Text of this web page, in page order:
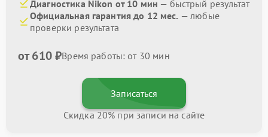
Диагностика Nikon от 10 мин — быстрый результат
Официальная гарантия до 12 мес. — любые
проверки результата
от 610 ₽Время работы: от 30 мин
Записаться
Скидка 20% при записи на сайте